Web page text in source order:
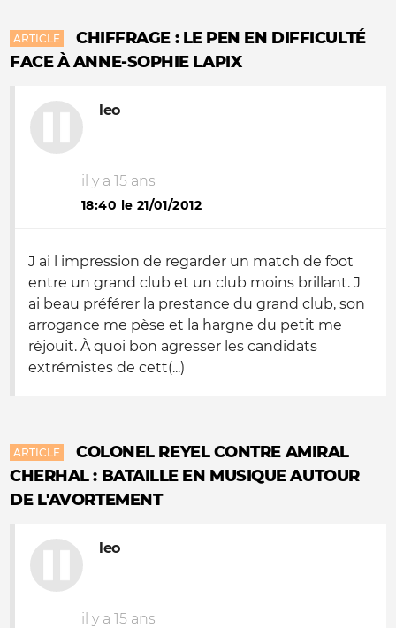
ARTICLE
CHIFFRAGE : LE PEN EN DIFFICULTÉ
FACE À ANNE-SOPHIE LAPIX
leo
il y a 15 ans
18:40 le 21/01/2012
J ai l impression de regarder un match de foot
entre un grand club et un club moins brillant. J
ai beau préférer la prestance du grand club, son
arrogance me pèse et la hargne du petit me
réjouit. À quoi bon agresser les candidats
extrémistes de cett(...)
ARTICLE
COLONEL REYEL CONTRE AMIRAL
CHERHAL : BATAILLE EN MUSIQUE AUTOUR
DE L'AVORTEMENT
leo
il y a 15 ans